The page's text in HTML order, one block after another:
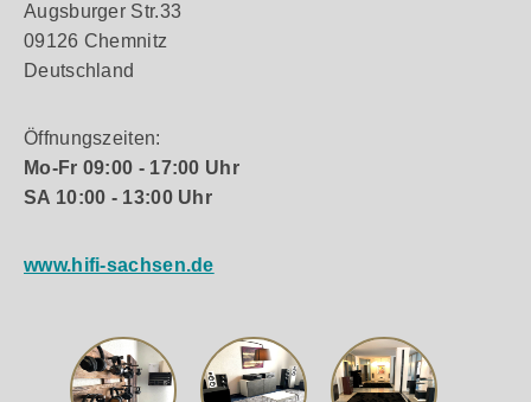
Augsburger Str.33
09126 Chemnitz
Deutschland
Öffnungszeiten:
Mo-Fr 09:00 - 17:00 Uhr
SA 10:00 - 13:00 Uhr
www.hifi-sachsen.de